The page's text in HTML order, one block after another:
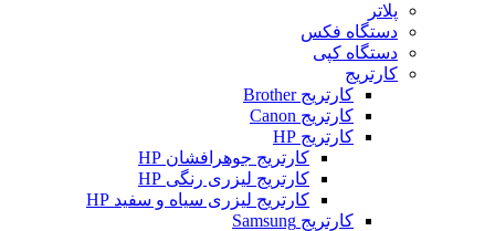
پلاتر
دستگاه فکس
دستگاه کپی
کارتریج
کارتریج Brother
کارتریج Canon
کارتریج HP
کارتریج جوهرافشان HP
کارتریج لیزری رنگی HP
کارتریج لیزری سیاه و سفید HP
کارتریج Samsung